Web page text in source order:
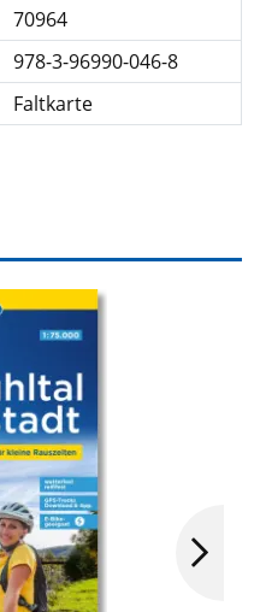
70964
978-3-96990-046-8
Faltkarte